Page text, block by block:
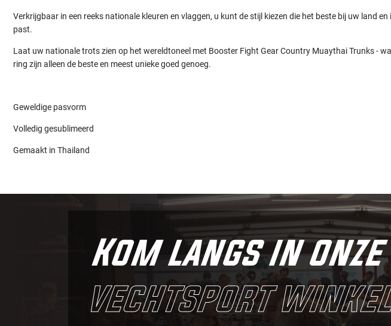
Verkrijgbaar in een reeks nationale kleuren en vlaggen, u kunt de stijl kiezen die het beste bij uw land
past.
Laat uw nationale trots zien op het wereldtoneel met Booster Fight Gear Country Muaythai Trunks -
ring zijn alleen de beste en meest unieke goed genoeg.
Geweldige pasvorm
Volledig gesublimeerd
Gemaakt in Thailand
Kom langs in onze
vechtsport